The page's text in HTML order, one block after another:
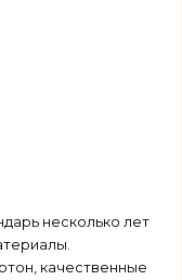
несколько лет
качественные